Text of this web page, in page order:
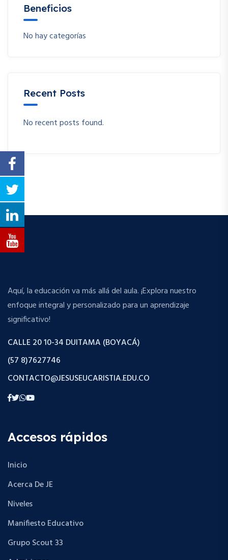
Beneficios
No hay categorías
Recent Posts
No recent posts found.
Aquí, la educación va más allá del aula. ¡Explora nuestro
enfoque integral y personalizado para un aprendizaje
significativo!
CALLE 20 10-34 DUITAMA (BOYACÁ)
(57 8)7627746
CONTACTO@JESUSEUCARISTIA.EDU.CO
Accesos rápidos
Inicio
Acerca De JE
Niveles
Manifiesto Educativo
Grupo Scout 33